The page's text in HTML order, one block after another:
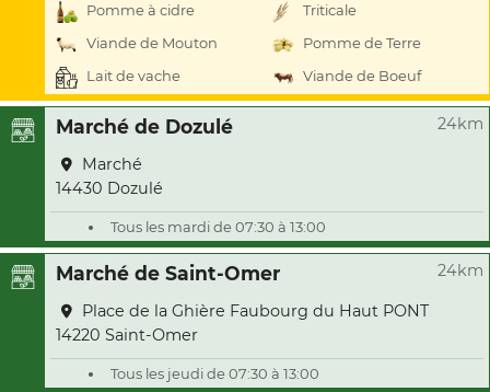
Pomme à cidre
Triticale
Viande de Mouton
Pomme de Terre
Lait de vache
Viande de Boeuf
Marché de Dozulé 24km
Marché
14430 Dozulé
Tous les mardi de 07:30 à 13:00
Marché de Saint-Omer 24km
Place de la Ghière Faubourg du Haut PONT
14220 Saint-Omer
Tous les jeudi de 07:30 à 13:00